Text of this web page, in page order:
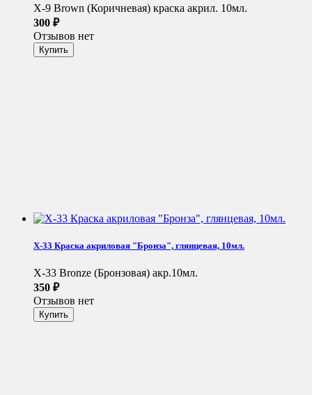
X-9 Brown (Коричневая) краска акрил. 10мл.
300 ₽
Отзывов нет
X-33 Краска акриловая "Бронза", глянцевая, 10мл.
X-33 Bronze (Бронзовая) акр.10мл.
350 ₽
Отзывов нет